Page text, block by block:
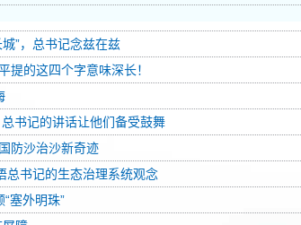
”，总书记念兹在兹
提的这四个字意味深长！
书记的讲话让他们备受鼓舞
防沙治沙新奇迹
总书记的生态治理系统观念
塞外明珠”